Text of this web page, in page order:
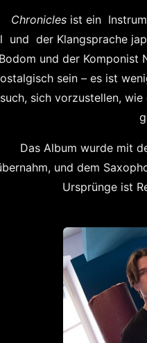
Chroniclesist ein
und der Klangsprache
und der Komponist
sein – es ist
sich vorzustellen,
Das Album wurde mit
und dem
Ursprünge ist